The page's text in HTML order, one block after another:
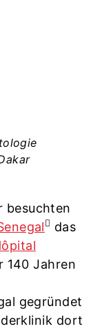
besuchten
das
140 Jahren
gegründet
dort